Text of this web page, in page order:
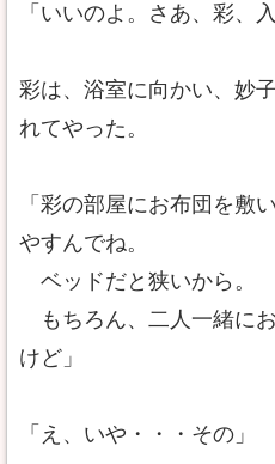
「いいのよ。さあ、彩、
彩は、浴室に向かい、妙
れてやった。
「彩の部屋にお布団を敷
やすんでね。
ベッドだと狭いから。
もちろん、二人一緒に
けど」
「え、いや・・・その」